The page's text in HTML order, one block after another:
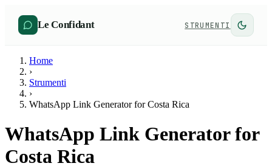
Le Confidant STRUMENTI
Home
›
Strumenti
›
WhatsApp Link Generator for Costa Rica
WhatsApp Link Generator for
Costa Rica